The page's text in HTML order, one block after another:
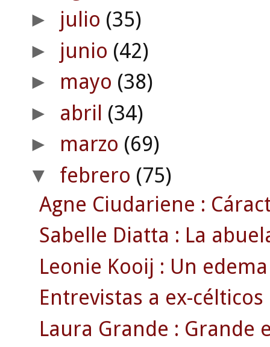
► julio (35)
► junio (42)
► mayo (38)
► abril (34)
► marzo (69)
▼ febrero (75)
Agne Ciudariene :
Sabelle Diatta : La
Leonie Kooij : Un
Entrevistas a ex-
Laura Grande : Grande